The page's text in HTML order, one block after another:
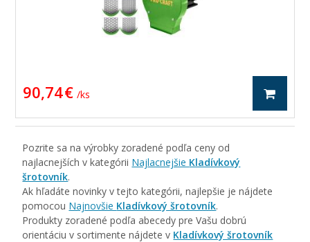
90,74 € / ks
Pozrite sa na výrobky zoradené podľa ceny od
najlacnejších v kategórii Najlacnejšie Kladívkový
šrotovník.
Ak hľadáte novinky v tejto kategórii, najlepšie je nájdete
pomocou Najnovšie Kladívkový šrotovník.
Produkty zoradené podľa abecedy pre Vašu dobrú
orientáciu v sortimente nájdete v Kladívkový šrotovník